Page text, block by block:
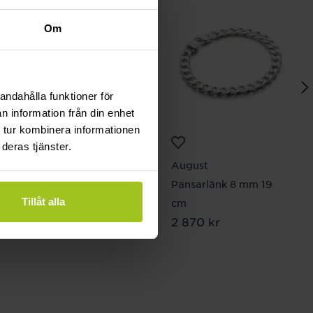
Om
funktioner för
information från din enhet
kombinera informationen
tjänster.
Tillåt alla
Ellie Gold Necklace
Pris:799 kr
799 kr
August
Pansarlänk 8 mm 19
cm
Pris:2 870 kr
2 870 kr